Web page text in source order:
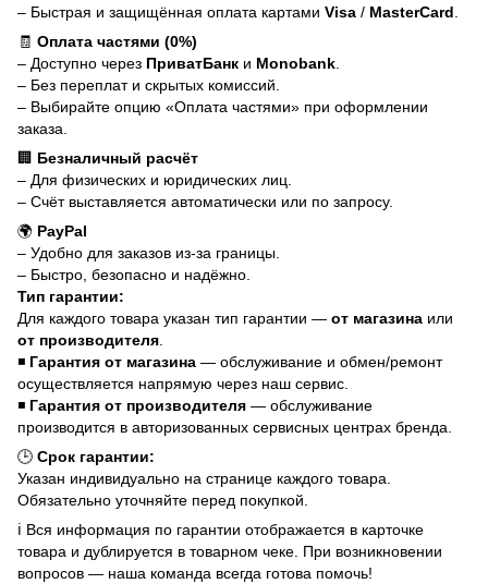
– Быстрая и защищённая оплата картами Visa / MasterCard
🧾 Оплата частями (0%)
– Доступно через ПриватБанк и Monobank
– Без переплат и скрытых комиссий.
– Выбирайте опцию «Оплата частями» при оформлении
заказа.
🏢 Безналичный расчёт
– Для физических и юридических лиц.
– Счёт выставляется автоматически или по запросу.
🌍 PayPal
– Удобно для заказов из-за границы.
– Быстро, безопасно и надёжно.
Тип гарантии:
Для каждого товара указан тип гарантии — от магазина или
от производителя
◾ Гарантия от магазина — обслуживание и обмен/ремонт
осуществляется напрямую через наш сервис.
◾ Гарантия от производителя — обслуживание
производится в авторизованных сервисных центрах бренда.
🕒 Срок гарантии:
Указан индивидуально на странице каждого товара.
Обязательно уточняйте перед покупкой.
ℹ️ Вся информация по гарантии отображается в карточке
товара и дублируется в товарном чеке. При возникновении
вопросов — наша команда всегда готова помочь!